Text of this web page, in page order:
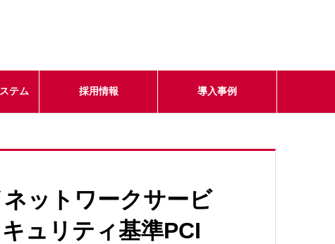
テム 採用情報 導入事例
ネットワークサービ
ュリティ基準PCI